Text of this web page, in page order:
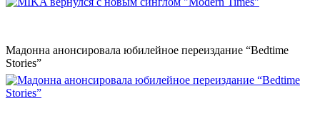
Мадонна анонсировала юбилейное переиздание “Bedtime
Stories”